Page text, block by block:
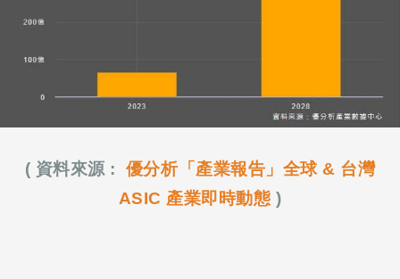
( 資料來源 :
優分析「產業報告」全球 & 台灣
ASIC 產業即時動態 )